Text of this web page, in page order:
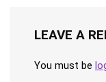
LEAVE A
You must be